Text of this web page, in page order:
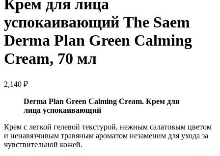
Крем для лица
успокаивающий The Saem
Derma Plan Green Calming
Cream, 70 мл
2,140 ₽
Derma Plan Green Calming Cream. Крем для
лица успокаивающий
Крем с легкой гелевой текстурой, нежным салатовым цветом
и ненавязчивым травяным ароматом незаменим для ухода за
чувствительной кожей.